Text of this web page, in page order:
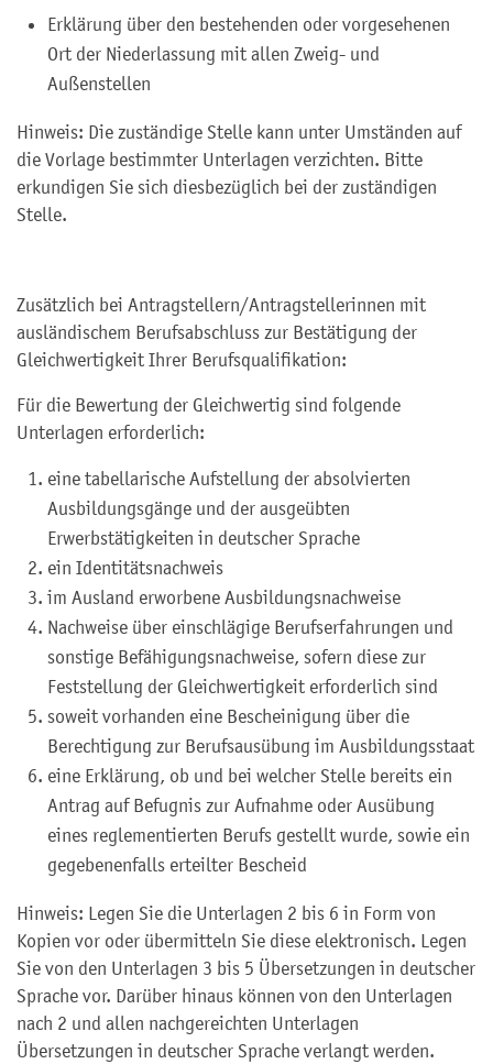
Erklärung über den bestehenden oder vorgesehenen
Ort der Niederlassung mit allen Zweig- und
Außenstellen
Hinweis: Die zuständige Stelle kann unter Umständen auf
die Vorlage bestimmter Unterlagen verzichten. Bitte
erkundigen Sie sich diesbezüglich bei der zuständigen
Stelle.
Zusätzlich bei Antragstellern/Antragstellerinnen mit
ausländischem Berufsabschluss zur Bestätigung der
Gleichwertigkeit Ihrer Berufsqualifikation:
Für die Bewertung der Gleichwertig sind folgende
Unterlagen erforderlich:
eine tabellarische Aufstellung der absolvierten
Ausbildungsgänge und der ausgeübten
Erwerbstätigkeiten in deutscher Sprache
ein Identitätsnachweis
im Ausland erworbene Ausbildungsnachweise
Nachweise über einschlägige Berufserfahrungen und
sonstige Befähigungsnachweise, sofern diese zur
Feststellung der Gleichwertigkeit erforderlich sind
soweit vorhanden eine Bescheinigung über die
Berechtigung zur Berufsausübung im Ausbildungsstaat
eine Erklärung, ob und bei welcher Stelle bereits ein
Antrag auf Befugnis zur Aufnahme oder Ausübung
eines reglementierten Berufs gestellt wurde, sowie ein
gegebenenfalls erteilter Bescheid
Hinweis: Legen Sie die Unterlagen 2 bis 6 in Form von
Kopien vor oder übermitteln Sie diese elektronisch. Legen
Sie von den Unterlagen 3 bis 5 Übersetzungen in deutscher
Sprache vor. Darüber hinaus können von den Unterlagen
nach 2 und allen nachgereichten Unterlagen
Übersetzungen in deutscher Sprache verlangt werden.